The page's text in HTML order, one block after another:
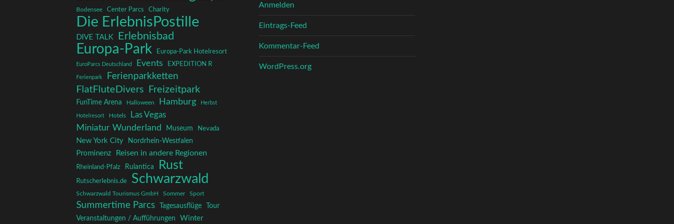
Bodensee Center Parcs Charity
Die ErlebnisPostille
DIVE TALK Erlebnisbad
Europa-Park Europa-Park Hotelresort
EuroParcs Deutschland Events EXPEDITION R
Ferienpark Ferienparkketten
FlatFluteDivers Freizeitpark
FunTime Arena Halloween Hamburg Herbst
Hotelresort Hotels
Las Vegas
Miniatur Wunderland
Museum Nevada
New York City Nordrhein-Westfalen
Prominenz Reisen in andere Regionen
Rheinland-Pfalz Rulantica Rust
Rutscherlebnis.de Schwarzwald
Schwarzwald Tourismus GmbH Sommer Sport
Summertime Parcs Tagesausflüge
Tour
Veranstaltungen / Aufführungen
Winter
Anmelden
Eintrags-Feed
Kommentar-Feed
WordPress.org